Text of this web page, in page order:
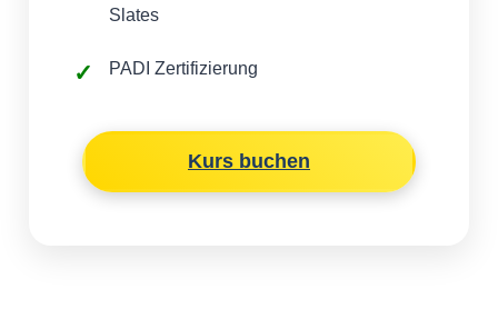
Slates
PADI Zertifizierung
Kurs buchen